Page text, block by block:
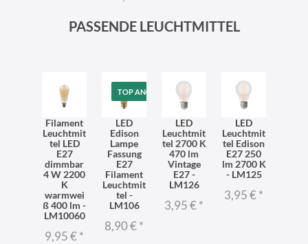
PASSENDE LEUCHTMITTEL
Filament
Leuchtmit
tel LED
E27
dimmbar
4 W 2200
K
warmwei
ß 400 lm -
LM10060
9,95 €*
TOP ANGEBOT
LED
Edison
Lampe
Fassung
E27
Filament
Leuchtmit
tel -
LM106
8,90 €*
LED
Leuchtmit
tel 2700 K
470 lm
Vintage
E27 -
LM126
3,95 €*
LED
Leuchtmit
tel Edison
E27 250
lm 2700 K
- LM125
3,95 €*